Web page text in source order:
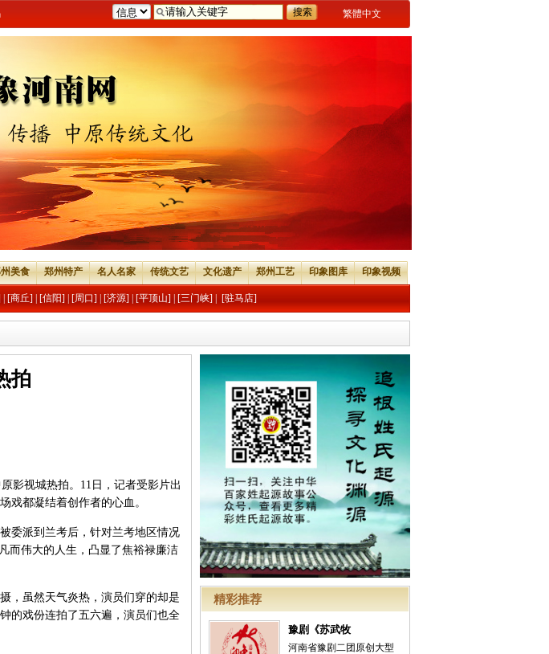
繁體中文
美食 郑州特产 名人名家 传统文艺 文化遗产 郑州工艺 印象图库 印象视频
[商丘] [信阳] [周口] [济源] [平顶山] [三门峡] [驻马店]
精彩推荐
豫剧《苏武牧
河南省豫剧二团原创大型
拍
影视城热拍。11日，记者受影片出
戏都凝结着创作者的心血。
委派到兰考后，针对兰考地区情况
而伟大的人生，凸显了焦裕禄廉洁
，虽然天气炎热，演员们穿的却是
的戏份连拍了五六遍，演员们也全